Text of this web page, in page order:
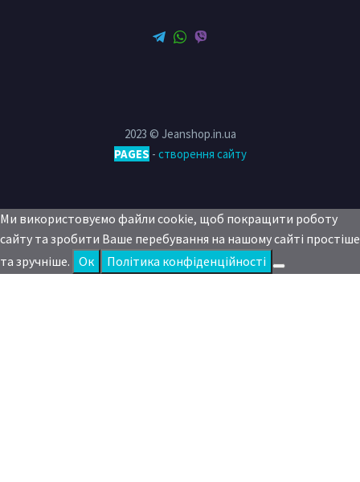
2023 © Jeanshop.in.ua
PAGES - створення сайту
Ми використовуємо файли cookie, щоб покращити роботу
сайту та зробити Ваше перебування на нашому сайті простіше
та зручніше. Oк Політика конфіденційності